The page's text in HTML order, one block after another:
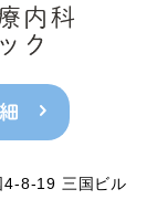
4-8-19 三国ビル